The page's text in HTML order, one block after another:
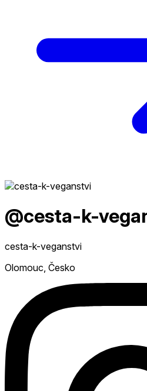
@cesta-k-
cesta-k-veganstvi
Olomouc, Česko